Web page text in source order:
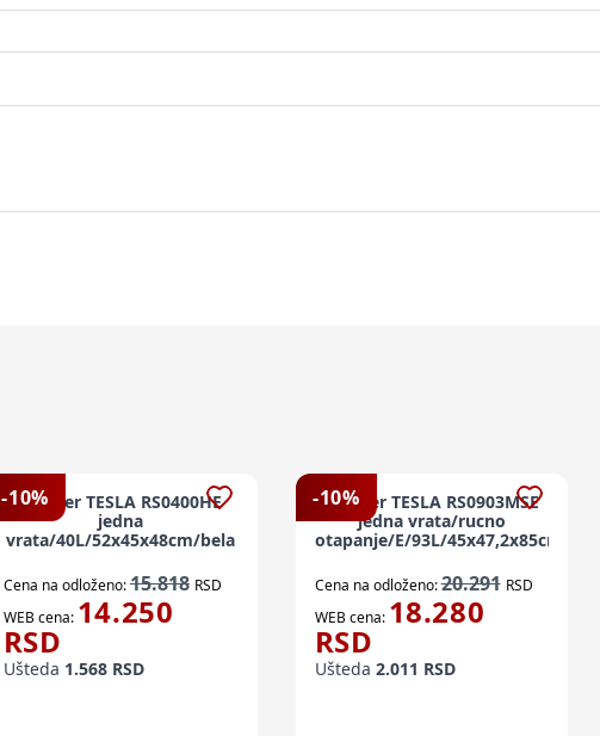
-10%
Frižider TESLA RS0400HE
jedna
vrata/40L/52x45x48cm/bela
Cena na odloženo:15.818 RSD
WEB cena: 14.250
RSD
Ušteda 1.568RSD
-10%
Frižider TESLA RS0903MSE
jedna vrata/rucno
otapanje/E/93L/45x47,2x85cm/siva
Cena na odloženo:20.291 RSD
WEB cena: 18.280
RSD
Ušteda 2.011 RSD